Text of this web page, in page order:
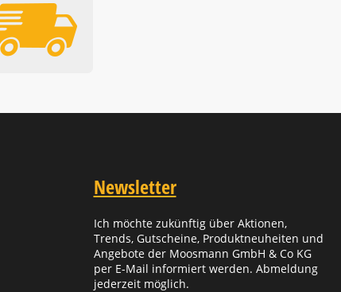
Newsletter
Ich möchte zukünftig über Aktionen,
Trends, Gutscheine, Produktneuheiten und
Angebote der Moosmann GmbH & Co KG
per E-Mail informiert werden. Abmeldung
jederzeit möglich.